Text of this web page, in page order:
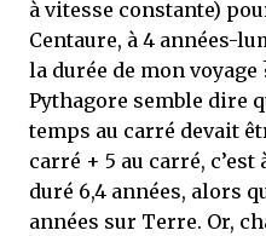
à vitesse constante)
Centaure, à 4 années-
la durée de mon voyage
Pythagore semble dire
temps au carré devait
carré + 5 au carré, c’est
duré 6,4 années, alors
années sur Terre. Or,